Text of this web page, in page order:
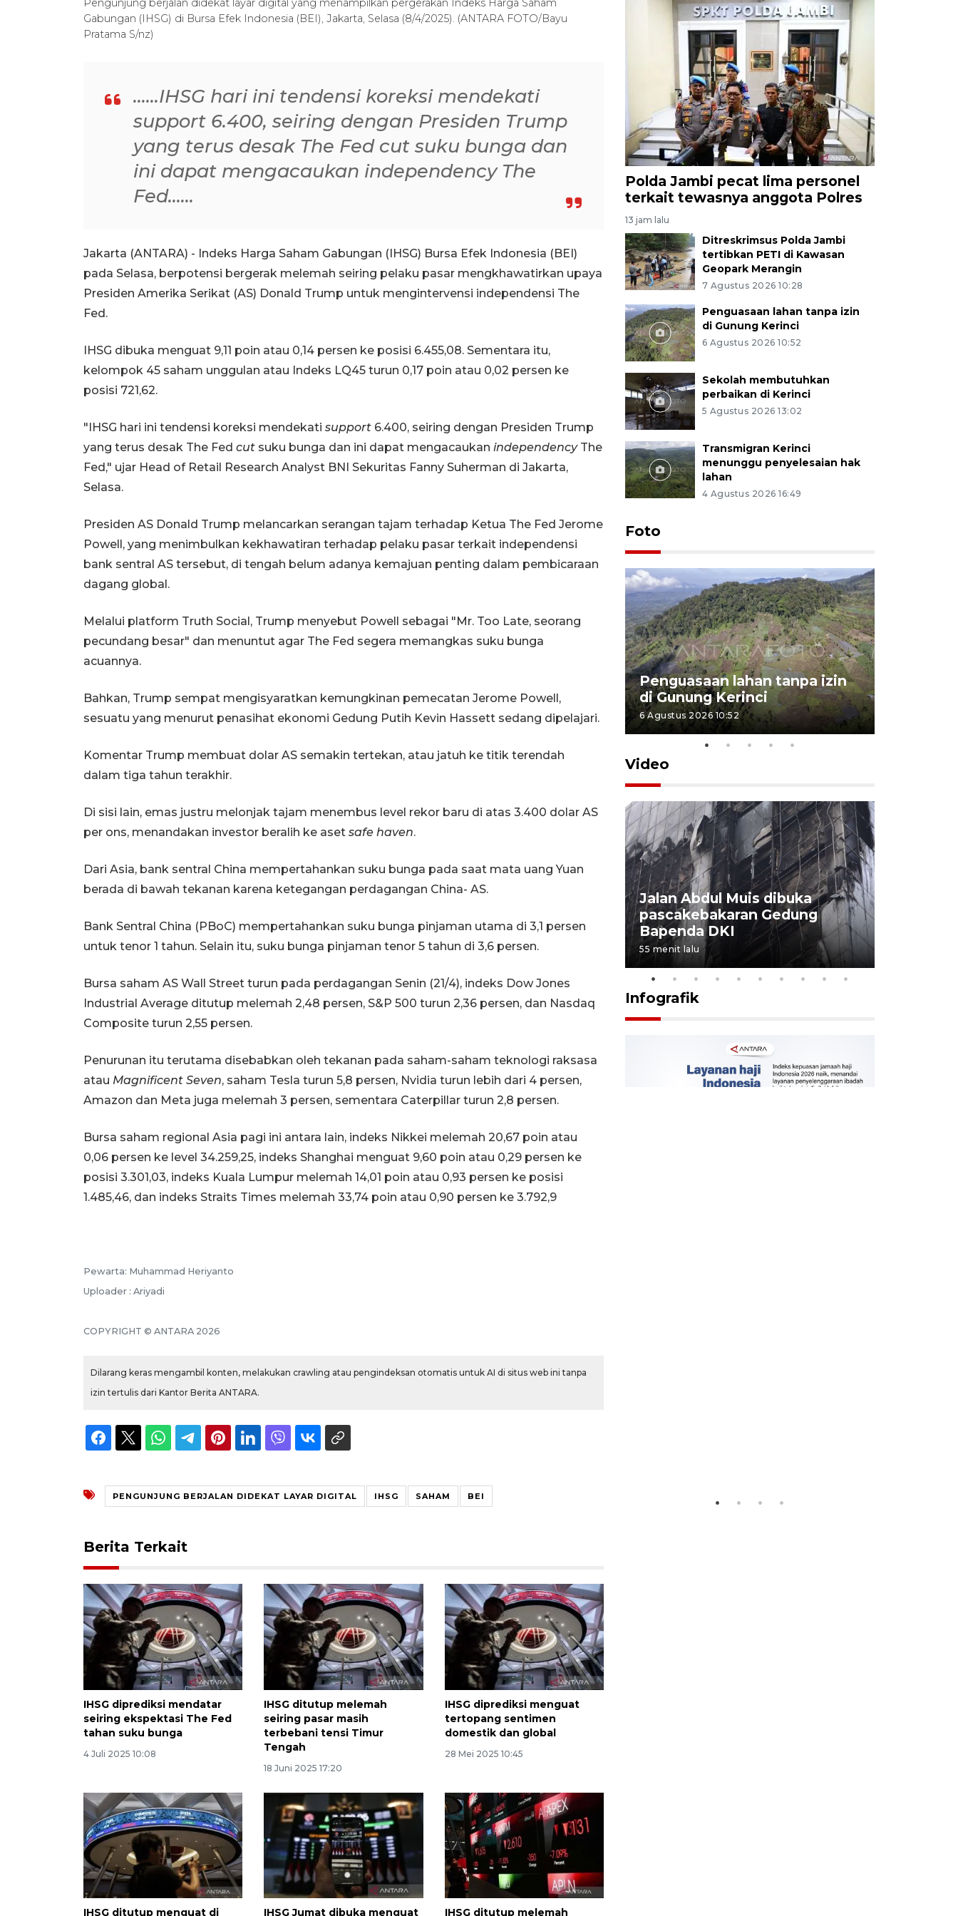
Pengunjung berjalan didekat layar digital yang menampilkan pergerakan Indeks Harga Saham
Gabungan (IHSG) di Bursa Efek Indonesia (BEI), Jakarta, Selasa (8/4/2025). (ANTARA FOTO/Bayu
Pratama S/nz)
......IHSG hari ini tendensi koreksi mendekati
support 6.400, seiring dengan Presiden Trump
yang terus desak The Fed cut suku bunga dan
ini dapat mengacaukan independency The
Fed......
Jakarta (ANTARA) - Indeks Harga Saham Gabungan (IHSG) Bursa Efek Indonesia (BEI)
pada Selasa, berpotensi bergerak melemah seiring pelaku pasar mengkhawatirkan upaya
Presiden Amerika Serikat (AS) Donald Trump untuk mengintervensi independensi The
Fed.
IHSG dibuka menguat 9,11 poin atau 0,14 persen ke posisi 6.455,08. Sementara itu,
kelompok 45 saham unggulan atau Indeks LQ45 turun 0,17 poin atau 0,02 persen ke
posisi 721,62.
"IHSG hari ini tendensi koreksi mendekati support 6.400, seiring dengan Presiden Trump
yang terus desak The Fed cut suku bunga dan ini dapat mengacaukan independencyThe
Fed," ujar Head of Retail Research Analyst BNI Sekuritas Fanny Suherman di Jakarta,
Selasa.
Presiden AS Donald Trump melancarkan serangan tajam terhadap Ketua The Fed Jerome
Powell, yang menimbulkan kekhawatiran terhadap pelaku pasar terkait independensi
bank sentral AS tersebut, di tengah belum adanya kemajuan penting dalam pembicaraan
dagang global.
Melalui platform Truth Social, Trump menyebut Powell sebagai "Mr. Too Late, seorang
pecundang besar" dan menuntut agar The Fed segera memangkas suku bunga
acuannya.
Bahkan, Trump sempat mengisyaratkan kemungkinan pemecatan Jerome Powell,
sesuatu yang menurut penasihat ekonomi Gedung Putih Kevin Hassett sedang dipelajari.
Komentar Trump membuat dolar AS semakin tertekan, atau jatuh ke titik terendah
dalam tiga tahun terakhir.
Di sisi lain, emas justru melonjak tajam menembus level rekor baru di atas 3.400 dolar AS
per ons, menandakan investor beralih ke aset safe haven.
Dari Asia, bank sentral China mempertahankan suku bunga pada saat mata uang Yuan
berada di bawah tekanan karena ketegangan perdagangan China- AS.
Bank Sentral China (PBoC) mempertahankan suku bunga pinjaman utama di 3,1 persen
untuk tenor 1 tahun. Selain itu, suku bunga pinjaman tenor 5 tahun di 3,6 persen.
Bursa saham AS Wall Street turun pada perdagangan Senin (21/4), indeks Dow Jones
Industrial Average ditutup melemah 2,48 persen, S&P 500 turun 2,36 persen, dan Nasdaq
Composite turun 2,55 persen.
Penurunan itu terutama disebabkan oleh tekanan pada saham-saham teknologi raksasa
atau Magnificent Seven, saham Tesla turun 5,8 persen, Nvidia turun lebih dari 4 persen,
Amazon dan Meta juga melemah 3 persen, sementara Caterpillar turun 2,8 persen.
Bursa saham regional Asia pagi ini antara lain, indeks Nikkei melemah 20,67 poin atau
0,06 persen ke level 34.259,25, indeks Shanghai menguat 9,60 poin atau 0,29 persen ke
posisi 3.301,03, indeks Kuala Lumpur melemah 14,01 poin atau 0,93 persen ke posisi
1.485,46, dan indeks Straits Times melemah 33,74 poin atau 0,90 persen ke 3.792,9
Pewarta: Muhammad Heriyanto
Uploader : Ariyadi
COPYRIGHT © ANTARA 2026
Dilarang keras mengambil konten, melakukan crawling atau pengindeksan otomatis untuk AI di situs web ini tanpa
izin tertulis dari Kantor Berita ANTARA.
PENGUNJUNG BERJALAN DIDEKAT LAYAR DIGITAL IHSG SAHAM BEI
Berita Terkait
IHSG diprediksi mendatar
seiring ekspektasi The Fed
tahan suku bunga
4 Juli 2025 10:08
IHSG ditutup melemah
seiring pasar masih
terbebani tensi Timur
Tengah
18 Juni 2025 17:20
IHSG diprediksi menguat
tertopang sentimen
domestik dan global
28 Mei 2025 10:45
IHSG ditutup menguat di IHSG Jumat dibuka menguat IHSG ditutup melemah
Polda Jambi pecat lima personel
terkait tewasnya anggota Polres
13 jam lalu
Ditreskrimsus Polda Jambi
tertibkan PETI di Kawasan
Geopark Merangin
7 Agustus 2026 10:28
Penguasaan lahan tanpa izin
di Gunung Kerinci
6 Agustus 2026 10:52
Sekolah membutuhkan
perbaikan di Kerinci
5 Agustus 2026 13:02
Transmigran Kerinci
menunggu penyelesaian hak
lahan
4 Agustus 2026 16:49
Foto
Batang Tembesi di Jambi
3 Agustus 2026 10:57
Penguasaan lahan tanpa izin
di Gunung Kerinci
6 Agustus 2026 10:52
Video
tak layak higienis dan sanitasi
7 Agustus 2026 22:47
Jalan Abdul Muis dibuka
pascakebakaran Gedung
Bapenda DKI
55 menit lalu
Infografik